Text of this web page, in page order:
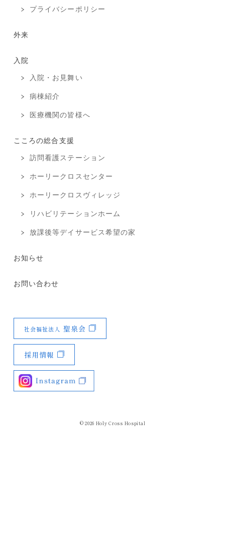
プライバシーポリシー
外来
入院
入院・お見舞い
病棟紹介
医療機関の皆様へ
こころの総合支援
訪問看護ステーション
ホーリークロスセンター
ホーリークロスヴィレッジ
リハビリテーションホーム
放課後等デイサービス希望の家
お知らせ
お問い合わせ
社会福祉法人 聖泉会
採用情報
© 2026 Holy Cross Hospital